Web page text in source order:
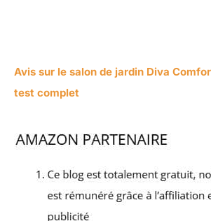
Avis sur le salon de jardin Diva
test complet